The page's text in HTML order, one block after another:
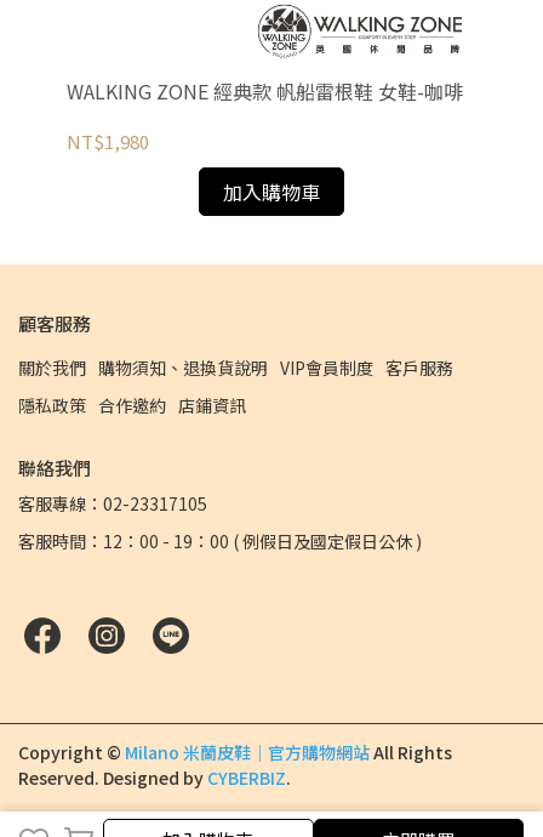
加入購物車
WALKING ZONE 經典款 帆船雷根鞋 女鞋-咖啡
NT$1,980
加入購物車
顧客服務
關於我們 購物須知、退換貨說明 VIP會員制度 客戶服務
隱私政策 合作邀約 店鋪資訊
聯絡我們
客服專線：02-23317105
客服時間：12：00 - 19：00 ( 例假日及國定假日公休 )
Copyright © Milano 米蘭皮鞋｜官方購物網站All Rights
Reserved. Designed by CYBERBIZ.